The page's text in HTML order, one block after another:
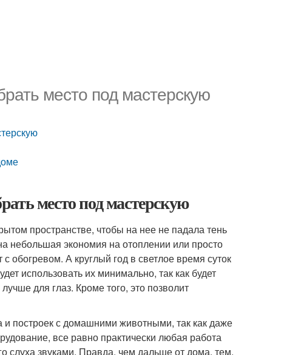
место под мастерскую
место под мастерскую
пространстве, чтобы на нее не падала тень
небольшая экономия на отоплении или просто
обогревом. А круглый год в светлое время суток
использовать их минимально, так как будет
для глаз. Кроме того, это позволит
построек с домашними животными, так как даже
все равно практически любая работа
слуха звуками. Правда, чем дальше от дома, тем,